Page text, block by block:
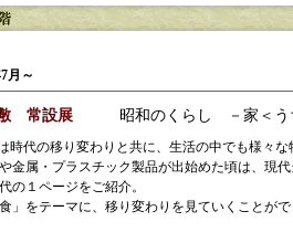
月～
常設展昭和のくらし －家＜う
時代の移り変わりと共に、生活の中でも様々
金属・プラスチック製品が出始めた頃は、現
の１ページをご紹介。
」をテーマに、移り変わりを見ていくことが